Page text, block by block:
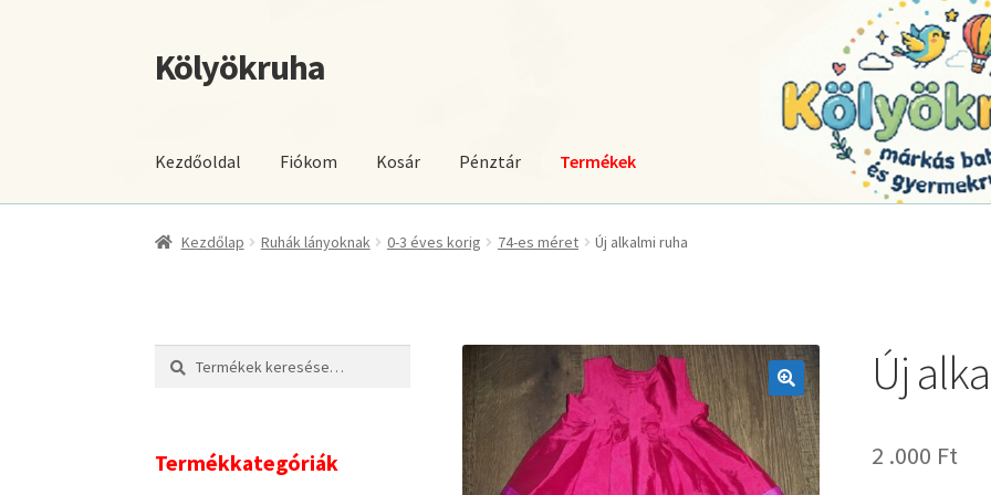
Ugrás
a
Kilépés
a
Kölyökruha
Kezdőoldal Fiókom Kosár Pénztár Termékek
Kezdőlap Ruhák lányoknak 0-3 éves korig 74-es méret Új alkalmi ruha
🔍
Új
2 .000 Ft
Keresés
Keresés
Termékkategóriák